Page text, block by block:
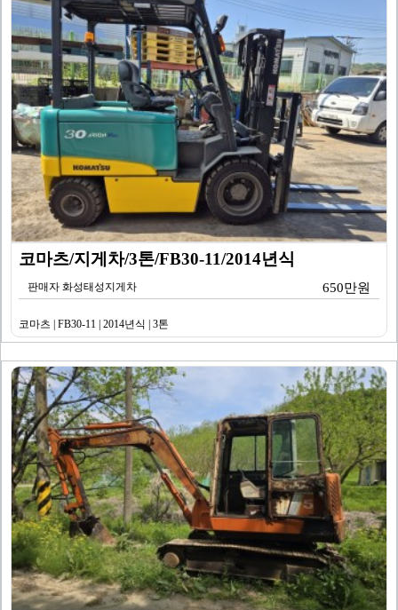
코마츠/지게차/3톤/FB30-11/2014년식
판매자 화성태성지게차 650만원
코마츠 | FB30-11 | 2014년식 | 3톤